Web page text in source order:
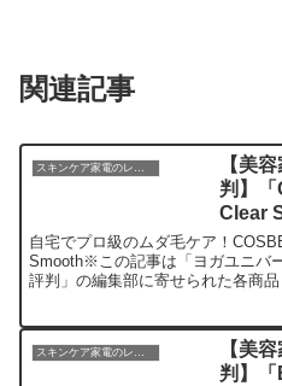
関連記事
スキンケア家電のレビュー
【美
判】
Clear
電）
想
自宅でプロ級のムダ毛ケア！
Smooth※この記事は「ヨガユニバ
評判」の編集部に寄せられた各商
スキンケア家電のレビュー
【美
判】